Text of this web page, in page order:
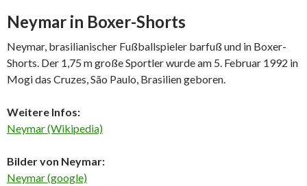
Neymar in Boxer-Shorts
Neymar, brasilianischer Fußballspieler barfuß und in Boxer-
Shorts. Der 1,75 m große Sportler wurde am 5. Februar 1992 in
Mogi das Cruzes, São Paulo, Brasilien geboren.
Weitere Infos:
Neymar (Wikipedia)
Bilder von Neymar:
Neymar (google)